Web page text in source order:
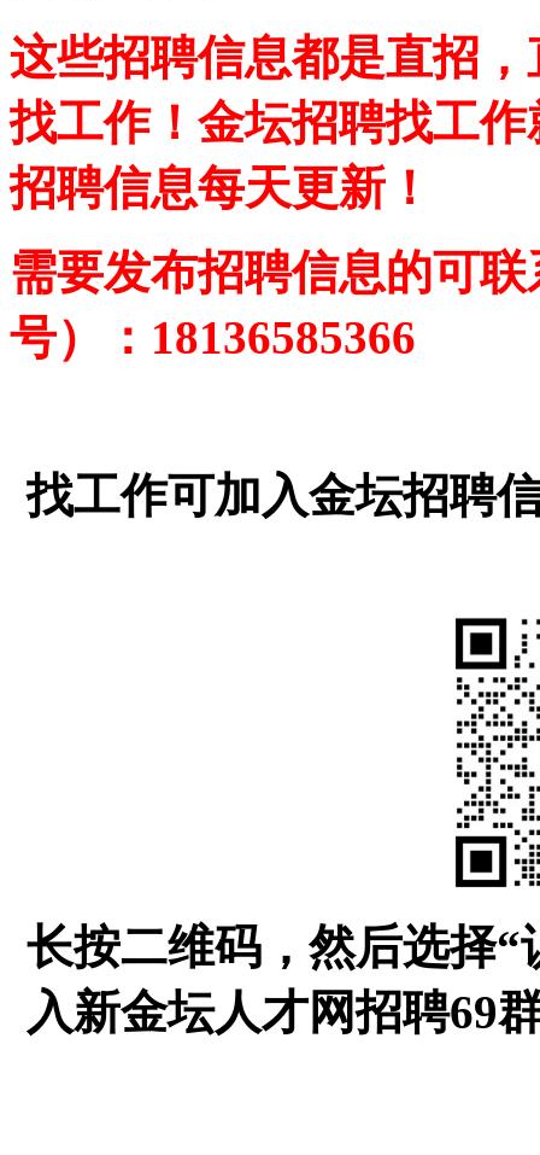
这些招聘信息都是直招
找工作！金坛招聘找工
招聘信息每天更新！
需要发布招聘信息的可
号） ：18136585366
找工作可加入金坛招聘
长按二维码，然后选择
入新金坛人才网招聘69